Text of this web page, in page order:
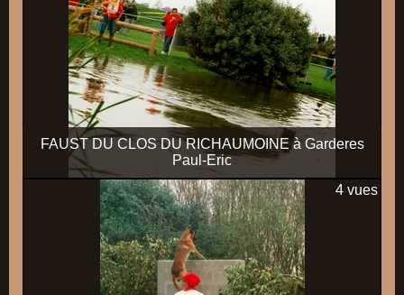
FAUST DU CLOS DU RICHAUMOINE à Garderes
Paul-Eric
4 vues